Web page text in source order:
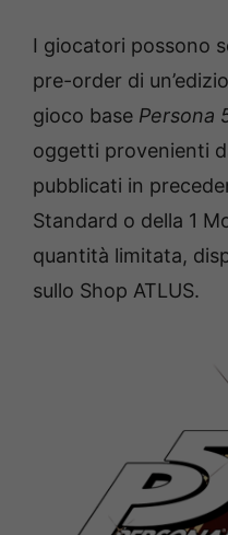
I giocatori possono
pre-order di
gioco base Persona
oggetti provenienti
pubblicati in
Standard o della 1
quantità limitata,
sullo Shop ATLUS.